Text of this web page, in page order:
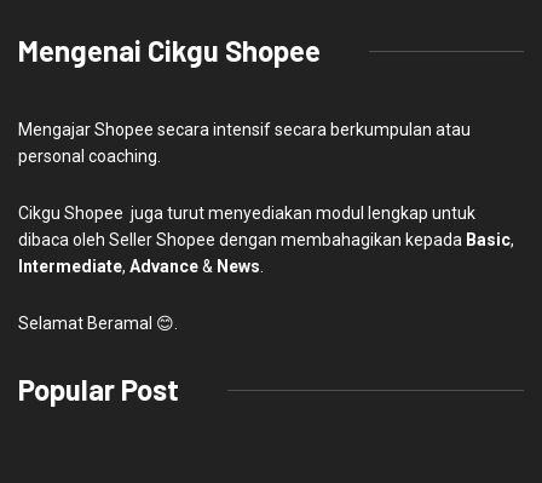
Mengenai Cikgu Shopee
Mengajar Shopee secara intensif secara berkumpulan atau
personal coaching.
Cikgu Shopee juga turut menyediakan modul lengkap untuk
dibaca oleh Seller Shopee dengan membahagikan kepada Basic,
Intermediate, Advance& News.
Selamat Beramal 😊.
Popular Post